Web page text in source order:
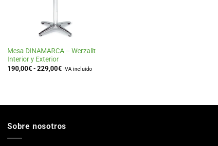
Mesa DINAMARCA – Werzalit
Interior y Exterior
190,00€ - 229,00€Rango
229,00€
IVA incluido
Sobre nosotros